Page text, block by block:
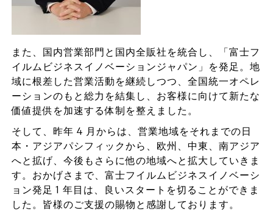
また、国内営業部門と国内全販社を統合し、「富士フ
イルムビジネスイノベーションジャパン」を発足。地
域に根差した営業活動を継続しつつ、全国統一オペレ
ーションのもと総力を結集し、お客様に向けて新たな
価値提供を加速する体制を整えました。
そして、昨年 4 月からは、営業地域をそれまでの日
本・アジアパシフィックから、欧州、中東、南アジア
へと拡げ、今後もさらに他の地域へと拡大していきま
す。おかげさまで、富士フイルムビジネスイノベーシ
ョン発足 1 年目は、良いスタートを切ることができま
した。皆様のご支援の賜物と感謝しております。